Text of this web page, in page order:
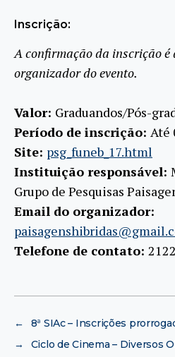
Inscrição:
A confirmação da inscrição
organizador do evento.
Valor: Graduandos/Pós-
Período de inscrição: Até
Site: psg_funeb_17.html
Instituição responsável:
Grupo de Pesquisas
Email do organizador:
Telefone de contato:
←
8ª SIAc – Inscrições
→
Ciclo de Cinema – Diversos